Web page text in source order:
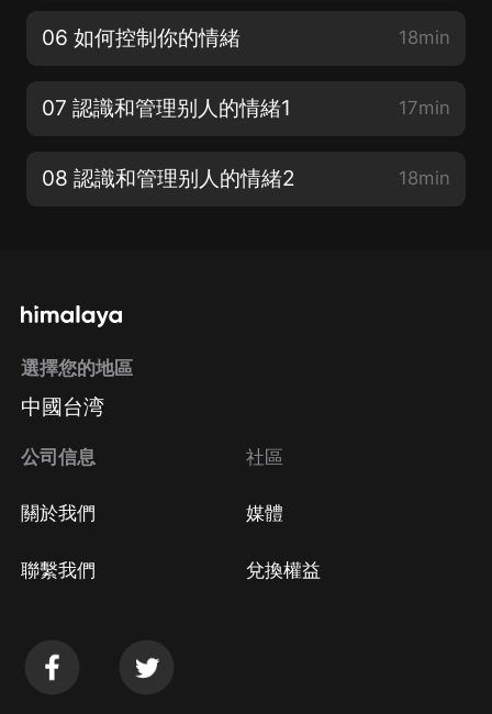
06 如何控制你的情緒 18min
07 認識和管理别人的情緒1 17min
08 認識和管理别人的情緒2 18min
選擇您的地區
中國台湾
公司信息
關於我們
聯繫我們
社區
媒體
兌換權益